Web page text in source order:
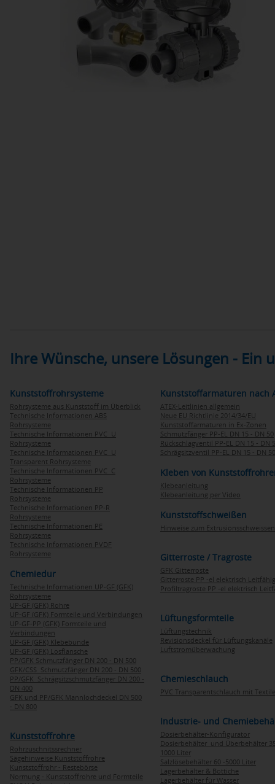
Ihre Wünsche, unsere Lösungen -
Kunststoffrohrsysteme
Rohrsysteme aus Kunststoff im Überblick
Technische Informationen ABS
Rohrsysteme
Technische Informationen PVC U
Rohrsysteme
Technische Informationen PVC U
Transparent Rohrsysteme
Technische Informationen PVC C
Rohrsysteme
Technische Informationen PP
Rohrsysteme
Technische Informationen PP-R
Rohrsysteme
Technische Informationen PE
Rohrsysteme
Technische Informationen PVDF
Rohrsysteme
Chemiedur
Technische Informationen UP-GF (GFK)
Rohrsysteme
UP-GF (GFK) Rohre
UP-GF (GFK) Formteile und Verbindungen
UP-GF-PP (GFK) Formteile und
Verbindungen
UP-GF (GFK) Klebebunde
UP-GF (GFK) Losflansche
PP/GFK Schmutzfänger DN 200 - DN 500
GFK/CSS Schmutzfänger DN 200 - DN 500
PP/GFK Schrägsitzschmutzfänger DN 200 -
DN 400
GFK und PP/GFK Mannlochdeckel DN 500
- DN 800
Kunststoffrohre
Rohrzuschnitssrechner
Sägehinweise Kunststoffrohre
Kunststoffrohr - Restebörse
Normung - Kunststoffrohre und Formteile
Kunststoffarmaturen nach
ATEX-Leitlinien allgemein
Neue EU Richtlinie 2014/34/EU
Kunststoffarmaturen in Ex-Zonen
Schmutzfänger PP-EL DN 15 - DN 50
Rückschlagventil PP-EL DN 15 - DN
Schrägsitzventil PP-EL DN 15 - DN 50
Kleben von
Klebeanleitung
Klebeanleitung per Video
Kunststoffschweißen
Hinweise zum Extrusionsschweissen
Gitterroste / Tragroste
GFK Gitterroste
Gitterroste PP -el elektrisch Leitfähig
Profiltragroste PP -el elektrisch
Lüftungsformteile
Lüftungstechnik
Revisionsdeckel für Lüftungskanäle
Luftstromüberwachung
Chemieschlauch
PVC Transparentschlauch mit
Industrie- und
Dosierbehälter-Konfigurator
Dosierbehälter und Überbehälter
1000 Liter
Salzlösebehälter 60 -5000 Liter
Lagerbehälter & Bottiche
Lagerbehälter für Wasser